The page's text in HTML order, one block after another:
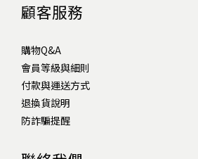
顧客服務
購物Q&A
會員等級與細則
付款與運送方式
退換貨說明
防詐騙提醒